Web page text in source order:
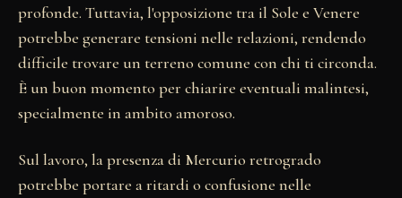
profonde. Tuttavia, l'opposizione tra il Sole e Venere
potrebbe generare tensioni nelle relazioni, rendendo
difficile trovare un terreno comune con chi ti circonda.
È un buon momento per chiarire eventuali malintesi,
specialmente in ambito amoroso.
Sul lavoro, la presenza di Mercurio retrogrado
potrebbe portare a ritardi o confusione nelle